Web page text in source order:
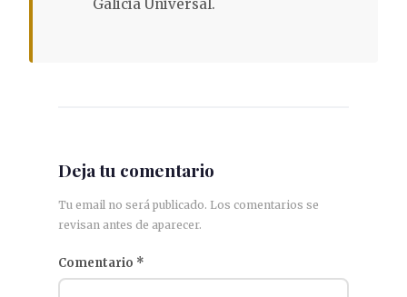
Galicia Universal.
Deja tu comentario
Tu email no será publicado. Los comentarios se
revisan antes de aparecer.
Comentario *